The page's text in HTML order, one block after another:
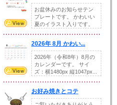
お盆休みのお知らせテン
プレートです。 かわいい
夏のイラスト入りです。
2026年 8月 かわい...
2026年（令和8年）8月の
カレンダーです。 サイ
ズ：横1480px 縦1047px...
お好み焼きとコテ